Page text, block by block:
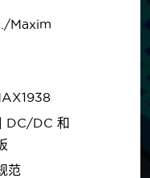
Maxim
DC/DC 和
范